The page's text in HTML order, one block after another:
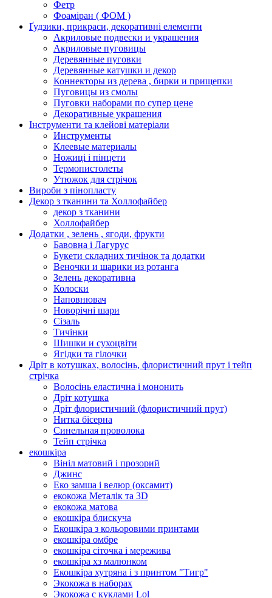
Фетр
Фоаміран ( ФОМ )
Ґудзики, прикраси, декоративні елементи
Акриловые подвески и украшения
Акриловые пуговицы
Деревянные пуговки
Деревянные катушки и декор
Коннекторы из дерева , бирки и прищепки
Пуговицы из смолы
Пуговки наборами по супер цене
Декоративные украшения
Інструменти та клейові матеріали
Инструменты
Клеевые материалы
Ножиці і пінцети
Термопистолеты
Утюжок для стрічок
Вироби з пінопласту
Декор з тканини та Холлофайбер
декор з тканини
Холлофайбер
Додатки , зелень , ягоди, фрукти
Бавовна і Лагурус
Букети складних тичінок та додатки
Веночки и шарики из ротанга
Зелень декоративна
Колоски
Наповнювач
Новорічні шари
Сізаль
Тичінки
Шишки и сухоцвіти
Ягідки та гілочки
Дріт в котушках, волосінь, флористичний прут і тейп
стрічка
Волосінь еластична і мононить
Дріт котушка
Дріт флористичний (флористичний прут)
Нитка бісерна
Синельная проволока
Тейп стрічка
екошкіра
Вініл матовий і прозорий
Джинс
Еко замша і велюр (оксамит)
екокожа Металік та 3D
екокожа матова
екошкіра блискуча
Екошкіра з кольоровими принтами
екошкіра омбре
екошкіра сіточка і мережива
екошкіра хз малюнком
Екошкіра хутряна і з принтом "Тигр"
Экокожа в наборах
Экокожа с куклами Lol